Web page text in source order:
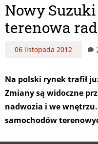
Nowy
terenowa
06 listopada 2012
Na polski rynek trafił
Zmiany są widoczne
nadwozia i we
samochodów